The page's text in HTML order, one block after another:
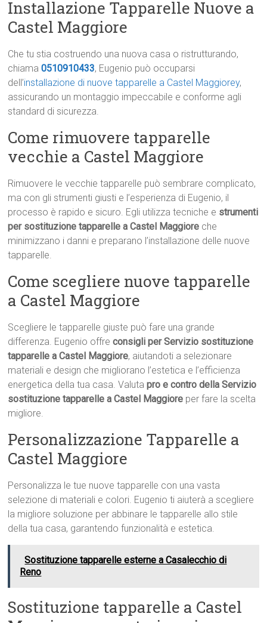
Installazione Tapparelle Nuove a
Castel Maggiore
Che tu stia costruendo una nuova casa o ristrutturando,
chiama0510910433, Eugenio può occuparsi
dell’installazione di nuove tapparelle a Castel Maggiorey,
assicurando un montaggio impeccabile e conforme agli
standard di sicurezza.
Come rimuovere tapparelle
vecchie a Castel Maggiore
Rimuovere le vecchie tapparelle può sembrare complicato,
ma con gli strumenti giusti e l’esperienza di Eugenio, il
processo è rapido e sicuro. Egli utilizza tecniche e strumenti
per sostituzione tapparelle a Castel Maggiore che
minimizzano i danni e preparano l’installazione delle nuove
tapparelle.
Come scegliere nuove tapparelle
a Castel Maggiore
Scegliere le tapparelle giuste può fare una grande
differenza. Eugenio offreconsigli per Servizio sostituzione
tapparelle a Castel Maggiore, aiutandoti a selezionare
materiali e design che migliorano l’estetica e l’efficienza
energetica della tua casa. Valutapro e contro della Servizio
sostituzione tapparelle a Castel Maggiore per fare la scelta
migliore.
Personalizzazione Tapparelle a
Castel Maggiore
Personalizza le tue nuove tapparelle con una vasta
selezione di materiali e colori. Eugenio ti aiuterà a scegliere
la migliore soluzione per abbinare le tapparelle allo stile
della tua casa, garantendo funzionalità e estetica.
Sostituzione tapparelle esterne a Casalecchio di
Reno
Sostituzione tapparelle a Castel